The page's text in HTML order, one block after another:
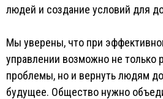
людей и создание условий для
Мы уверены, что при
управлении возможно не только
проблемы, но и вернуть людям
будущее. Общество нужно